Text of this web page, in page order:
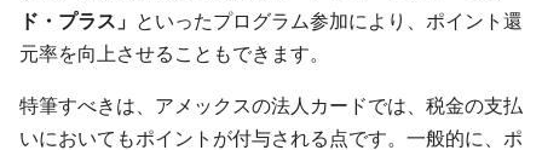
ド・プラス」 といったプログラム参加により、ポイント還
元率を向上させることもできます。
特筆すべきは、アメックスの法人カードでは、税金の支払
いにおいてもポイントが付与される点です。一般的に、ポ